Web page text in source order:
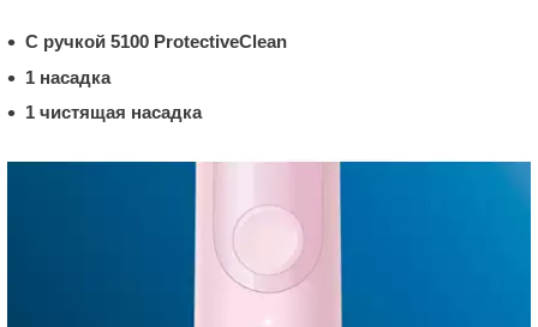
С ручкой 5100 ProtectiveClean
1 насадка
1 чистящая насадка